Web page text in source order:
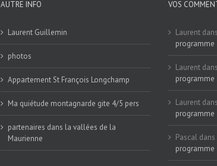
AUTRE INFO
Laurent Guillemin
photos
Appartement St François Longchamp
Ma quiétude montagnarde gite 4/5 pers
partenaires dans la vallées de la
Maurienne
VOS
Laurent dans
programme
Laurent dans
programme
Laurent dans
programme
Pascal dans
programme